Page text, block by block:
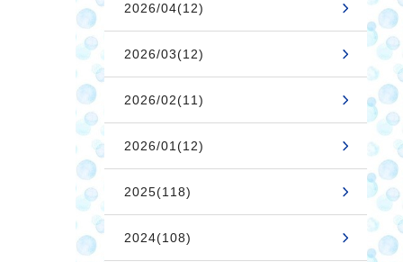
2026/04(12)
2026/03(12)
2026/02(11)
2026/01(12)
2025(118)
2024(108)